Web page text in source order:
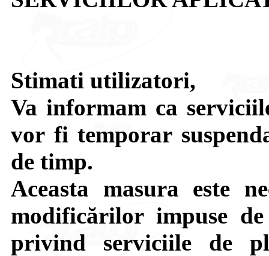
Stimati utilizatori,
Va informam ca
vor fi temporar
de timp.
Aceasta masura este
modificărilor impuse
privind serviciile de